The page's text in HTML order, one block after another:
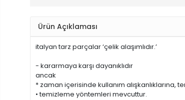
Ürün Açıklaması
italyan tarz parçalar ‘çelik alaşımlıdır.’
- kararmaya karşı dayanıklıdır
ancak
* zaman içerisinde kullanım alışkanlıklarına,
• temizleme yöntemleri mevcuttur.